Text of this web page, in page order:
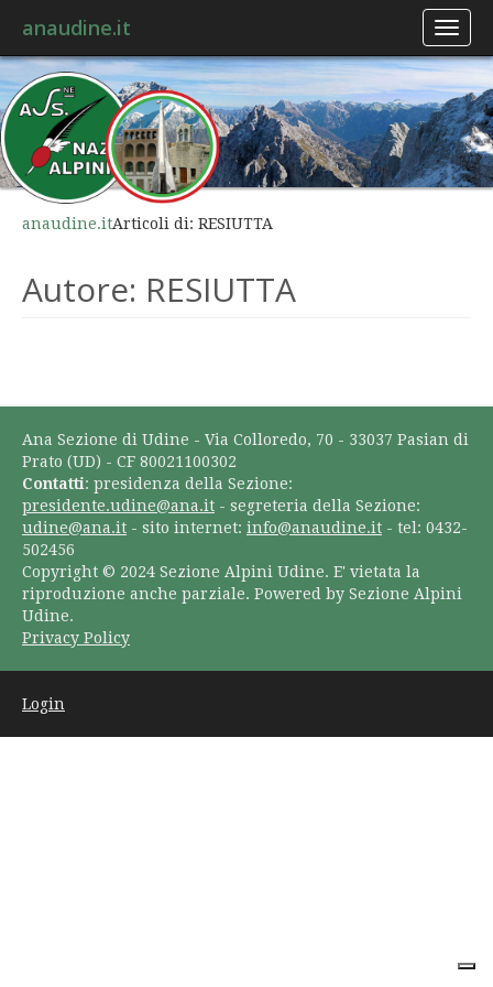
anaudine.it
anaudine.itArticoli di: RESIUTTA
Autore: RESIUTTA
Ana Sezione di Udine - Via Colloredo, 70 - 33037 Pasian di
Prato (UD) - CF 80021100302
Contatti: presidenza della Sezione:
presidente.udine@ana.it - segreteria della Sezione:
udine@ana.it - sito internet: info@anaudine.it - tel: 0432-
502456
Copyright © 2024 Sezione Alpini Udine. E' vietata la
riproduzione anche parziale. Powered by Sezione Alpini
Udine.
Privacy Policy
Login